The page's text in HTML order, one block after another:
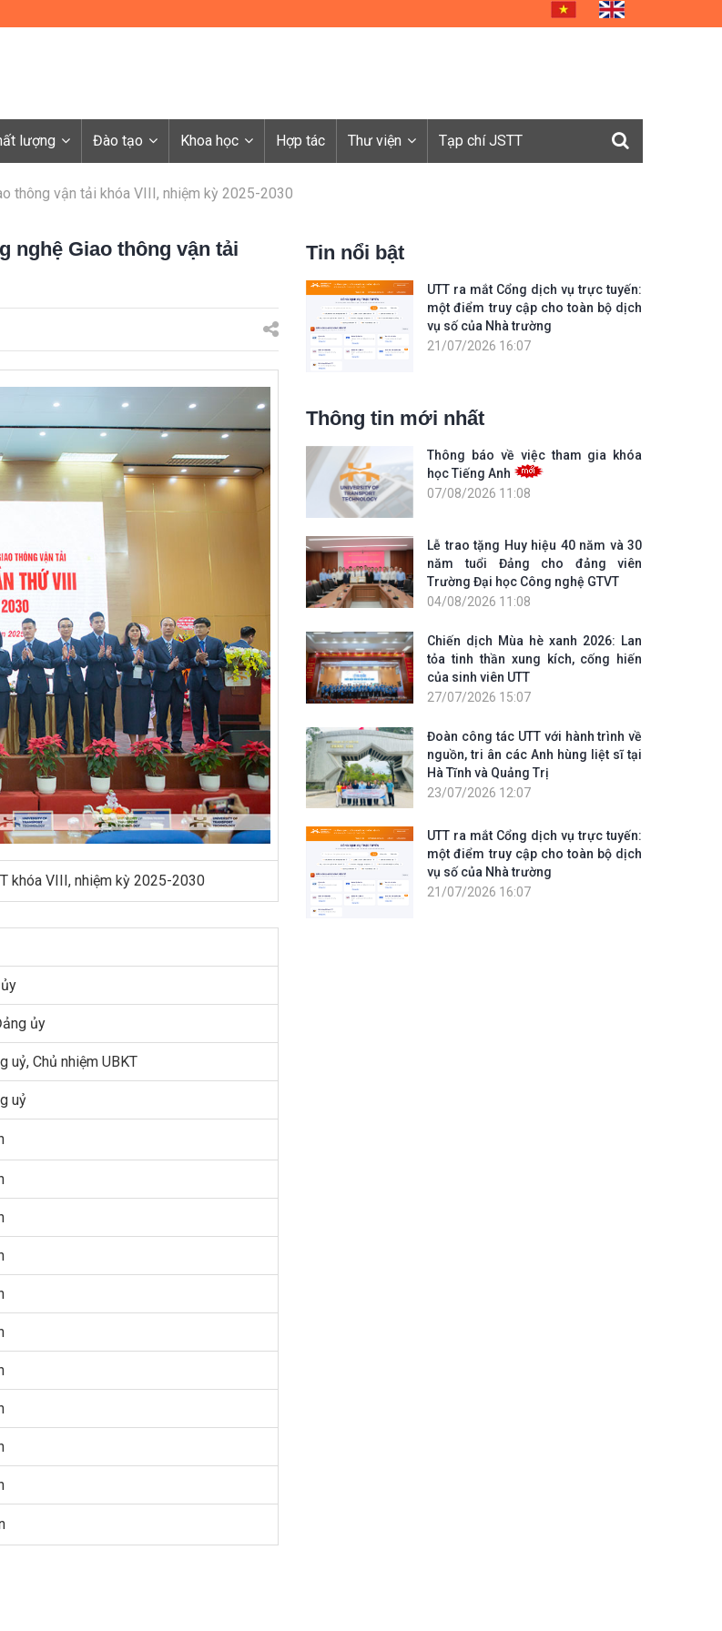
lượng Đào tạo Khoa học Hợp tác Thư viện Tạp chí JSTT
thông vận tải khóa VIII, nhiệm kỳ 2025-2030
nghệ Giao thông vận tải
khóa VIII, nhiệm kỳ 2025-2030
ủy
uỷ, Chủ nhiệm UBKT
uỷ
Tin nổi bật
UTT ra mắt Cổng dịch vụ trực tuyến:
một điểm truy cập cho toàn bộ dịch
vụ số của Nhà trường
21/07/2026 16:07
Thông tin mới nhất
Thông báo về việc tham gia khóa
học Tiếng Anh
07/08/2026 11:08
Lễ trao tặng Huy hiệu 40 năm và 30
năm tuổi Đảng cho đảng viên
Trường Đại học Công nghệ GTVT
04/08/2026 11:08
Chiến dịch Mùa hè xanh 2026: Lan
tỏa tinh thần xung kích, cống hiến
của sinh viên UTT
27/07/2026 15:07
Đoàn công tác UTT với hành trình về
nguồn, tri ân các Anh hùng liệt sĩ tại
Hà Tĩnh và Quảng Trị
23/07/2026 12:07
UTT ra mắt Cổng dịch vụ trực tuyến:
một điểm truy cập cho toàn bộ dịch
vụ số của Nhà trường
21/07/2026 16:07